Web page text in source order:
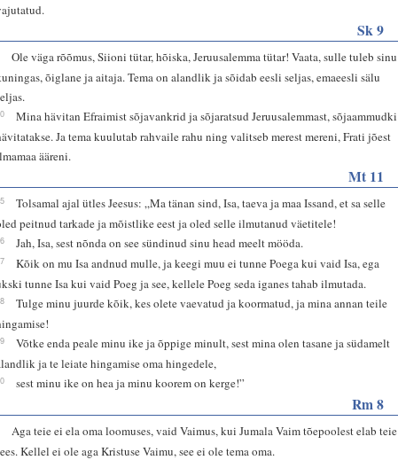
Sk 9
Ole väga rõõmus, Siioni tütar, hõiska, Jeruusalemma tütar! Vaata, sulle tuleb sinu
õiglane ja aitaja. Tema on alandlik ja sõidab eesli seljas, emaeesli sälu
Mina hävitan Efraimist sõjavankrid ja sõjaratsud Jeruusalemmast, sõjaammudki
Ja tema kuulutab rahvaile rahu ning valitseb merest mereni, Frati jõest
ääreni.
Mt 11
Tolsamal ajal ütles Jeesus: „Ma tänan sind, Isa, taeva ja maa Issand, et sa selle
peitnud tarkade ja mõistlike eest ja oled selle ilmutanud väetitele!
Jah, Isa, sest nõnda on see sündinud sinu head meelt mööda.
Kõik on mu Isa andnud mulle, ja keegi muu ei tunne Poega kui vaid Isa, ega
tunne Isa kui vaid Poeg ja see, kellele Poeg seda iganes tahab ilmutada.
Tulge minu juurde kõik, kes olete vaevatud ja koormatud, ja mina annan teile
Võtke enda peale minu ike ja õppige minult, sest mina olen tasane ja südamelt
ja te leiate hingamise oma hingedele,
sest minu ike on hea ja minu koorem on kerge!”
Rm 8
Aga teie ei ela oma loomuses, vaid Vaimus, kui Jumala Vaim tõepoolest elab teie
Kellel ei ole aga Kristuse Vaimu, see ei ole tema oma.